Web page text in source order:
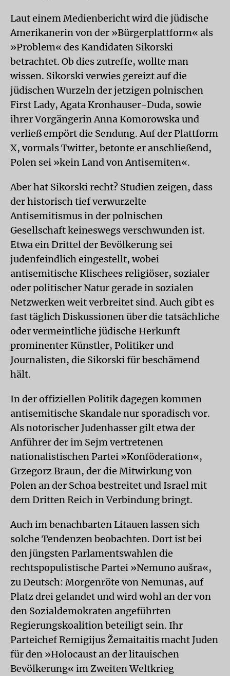
Laut einem Medienbericht wird die jüdische
Amerikanerin von der »Bürgerplattform« als
»Problem« des Kandidaten Sikorski
betrachtet. Ob dies zutreffe, wollte man
wissen. Sikorski verwies gereizt auf die
jüdischen Wurzeln der jetzigen polnischen
First Lady, Agata Kronhauser-Duda, sowie
ihrer Vorgängerin Anna Komorowska und
verließ empört die Sendung. Auf der Plattform
X, vormals Twitter, betonte er anschließend,
Polen sei »kein Land von Antisemiten«.
Aber hat Sikorski recht? Studien zeigen, dass
der historisch tief verwurzelte
Antisemitismus in der polnischen
Gesellschaft keineswegs verschwunden ist.
Etwa ein Drittel der Bevölkerung sei
judenfeindlich eingestellt, wobei
antisemitische Klischees religiöser, sozialer
oder politischer Natur gerade in sozialen
Netzwerken weit verbreitet sind. Auch gibt es
fast täglich Diskussionen über die tatsächliche
oder vermeintliche jüdische Herkunft
prominenter Künstler, Politiker und
Journalisten, die Sikorski für beschämend
hält.
In der offiziellen Politik dagegen kommen
antisemitische Skandale nur sporadisch vor.
Als notorischer Judenhasser gilt etwa der
Anführer der im Sejm vertretenen
nationalistischen Partei »Konföderation«,
Grzegorz Braun, der die Mitwirkung von
Polen an der Schoa bestreitet und Israel mit
dem Dritten Reich in Verbindung bringt.
Auch im benachbarten Litauen lassen sich
solche Tendenzen beobachten. Dort ist bei
den jüngsten Parlamentswahlen die
rechtspopulistische Partei »Nemuno aušra«,
zu Deutsch: Morgenröte von Nemunas, auf
Platz drei gelandet und wird wohl an der von
den Sozialdemokraten angeführten
Regierungskoalition beteiligt sein. Ihr
Parteichef Remigijus Žemaitaitis macht Juden
für den »Holocaust an der litauischen
Bevölkerung« im Zweiten Weltkrieg